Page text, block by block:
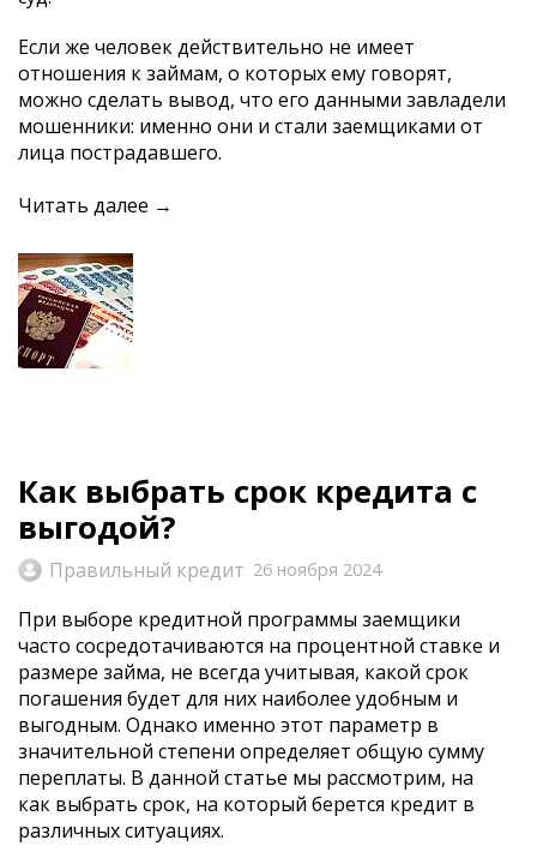
Если же человек действительно не имеет
отношения к займам, о которых ему говорят,
можно сделать вывод, что его данными завладели
мошенники: именно они и стали заемщиками от
лица пострадавшего.
Читать далее →
Как выбрать срок кредита с
выгодой?
Правильный кредит 26 ноября 2024
При выборе кредитной программы заемщики
часто сосредотачиваются на процентной ставке и
размере займа, не всегда учитывая, какой срок
погашения будет для них наиболее удобным и
выгодным. Однако именно этот параметр в
значительной степени определяет общую сумму
переплаты. В данной статье мы рассмотрим, на
как выбрать срок, на который берется кредит в
различных ситуациях.